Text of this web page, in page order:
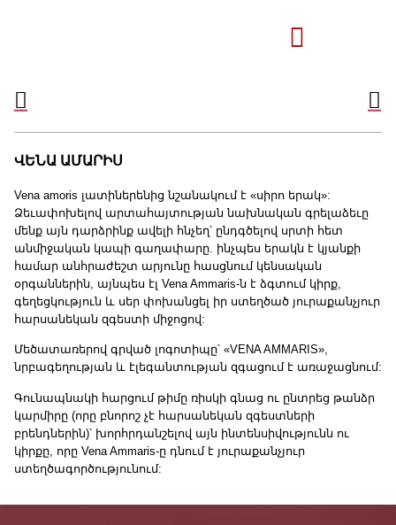
ՎԵՆԱ ԱՄԱՐԻՍ
Vena amoris լատիներենից նշանակում է «սիրո երակ»:
Ձեւափոխելով արտահայտության նախնական գրելաձեւը
մենք այն դարձրինք ավելի հնչեղ՝ ընդգծելով սրտի հետ
անմիջական կապի գաղափարը. ինչպես երակն է կյանքի
համար անհրաժեշտ արյունը հասցնում կենսական
օրգաններին, այնպես էլ Vena Ammaris-ն է ձգտում կիրք,
գեղեցկություն և սեր փոխանցել իր ստեղծած յուրաքանչյուր
հարսանեկան զգեստի միջոցով:
Մեծատառերով գրված լոգոտիպը՝ «VENA AMMARIS»,
նրբագեղության և էլեգանտության զգացում է առաջացնում:
Գունապնակի հարցում թիմը ռիսկի գնաց ու ընտրեց թանձր
կարմիրը (որը բնորոշ չէ հարսանեկան զգեստների
բրենդներին)՝ խորհրդանշելով այն ինտենսիվությունն ու
կիրքը, որը Vena Ammaris-ը դնում է յուրաքանչյուր
ստեղծագործությունում: